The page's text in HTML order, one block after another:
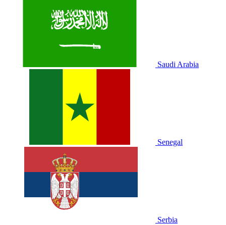
Saudi Arabia
Senegal
Serbia